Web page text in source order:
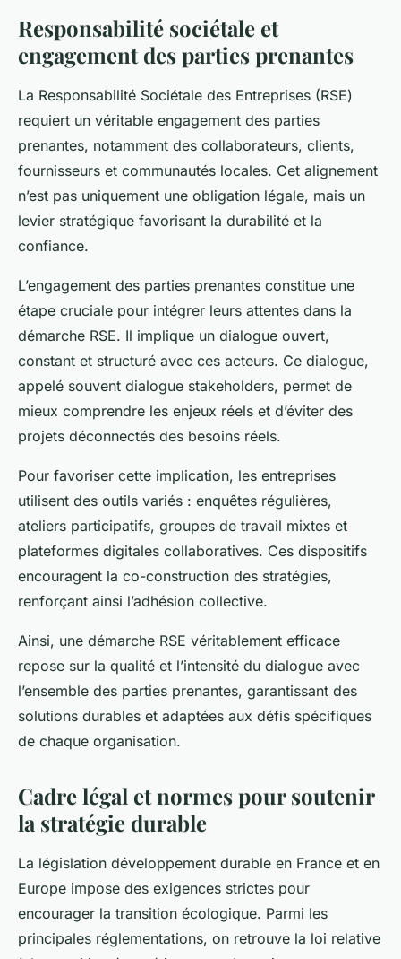
Responsabilité sociétale et
engagement des parties prenantes
La Responsabilité Sociétale des Entreprises (RSE)
requiert un véritable engagement des parties
prenantes, notamment des collaborateurs, clients,
fournisseurs et communautés locales. Cet alignement
n’est pas uniquement une obligation légale, mais un
levier stratégique favorisant la durabilité et la
confiance.
L’engagement des parties prenantes constitue une
étape cruciale pour intégrer leurs attentes dans la
démarche RSE. Il implique un dialogue ouvert,
constant et structuré avec ces acteurs. Ce dialogue,
appelé souvent dialogue stakeholders, permet de
mieux comprendre les enjeux réels et d’éviter des
projets déconnectés des besoins réels.
Pour favoriser cette implication, les entreprises
utilisent des outils variés : enquêtes régulières,
ateliers participatifs, groupes de travail mixtes et
plateformes digitales collaboratives. Ces dispositifs
encouragent la co-construction des stratégies,
renforçant ainsi l’adhésion collective.
Ainsi, une démarche RSE véritablement efficace
repose sur la qualité et l’intensité du dialogue avec
l’ensemble des parties prenantes, garantissant des
solutions durables et adaptées aux défis spécifiques
de chaque organisation.
Cadre légal et normes pour soutenir
la stratégie durable
La législation développement durable en France et en
Europe impose des exigences strictes pour
encourager la transition écologique. Parmi les
principales réglementations, on retrouve la loi relative